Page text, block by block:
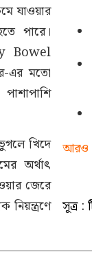
যাওয়ার
পারে।
Bowel
এর মতো
খিদে
অর্থাৎ
জেরে
আরও
সূত্র :